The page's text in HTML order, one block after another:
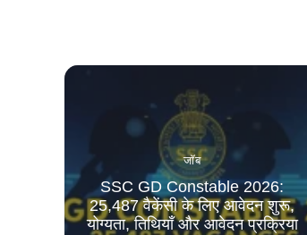
जॉब
SSC GD Constable 2026:
25,487 वैकेंसी के लिए आवेदन शुरू,
योग्यता, तिथियाँ और आवेदन प्रक्रिया